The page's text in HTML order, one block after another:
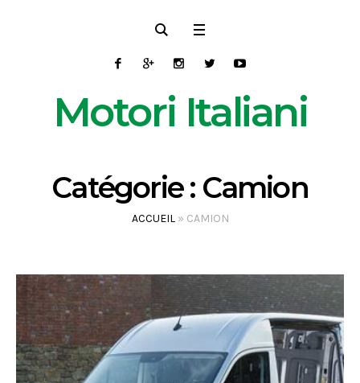
Motori Italiani
Catégorie : Camion
ACCUEIL» CAMION